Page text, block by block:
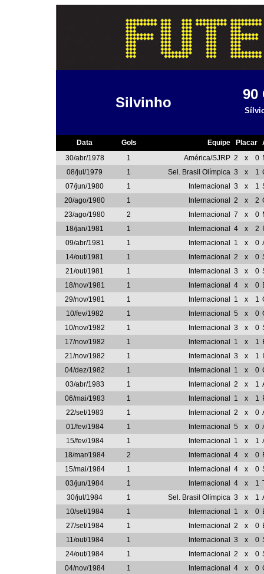
Silvinho
90
Data Gols Equipe Placar
30/abr/1978
1 América/SJRP 2 x 0
08/jul/1979
1 Sel. Brasil Olímpica 3 x 1
07/jun/1980
1 Internacional 3 x 1
20/ago/1980
1 Internacional 2 x 2
23/ago/1980
2 Internacional 7 x 0
18/jan/1981
1 Internacional 4 x 2
09/abr/1981
1 Internacional 1 x 0
14/out/1981
1 Internacional 2 x 0
21/out/1981
1 Internacional 3 x 0
18/nov/1981
1 Internacional 4 x 0
29/nov/1981
1 Internacional 1 x 1
10/fev/1982
1 Internacional 5 x 0
10/nov/1982
1 Internacional 3 x 0
17/nov/1982
1 Internacional 1 x 1
21/nov/1982
1 Internacional 3 x 1
04/dez/1982
1 Internacional 1 x 0
03/abr/1983
1 Internacional 2 x 1
06/mai/1983
1 Internacional 1 x 1
22/set/1983
1 Internacional 2 x 0
01/fev/1984
1 Internacional 5 x 0
15/fev/1984
1 Internacional 1 x 1
18/mar/1984
2 Internacional 4 x 0
15/mai/1984
1 Internacional 4 x 0
03/jun/1984
1 Internacional 4 x 1
30/jul/1984
1 Sel. Brasil Olímpica 3 x 1
10/set/1984
1 Internacional 1 x 0
27/set/1984
1 Internacional 2 x 0
11/out/1984
1 Internacional 3 x 0
24/out/1984
1 Internacional 2 x 0
04/nov/1984
1 Internacional 4 x 0